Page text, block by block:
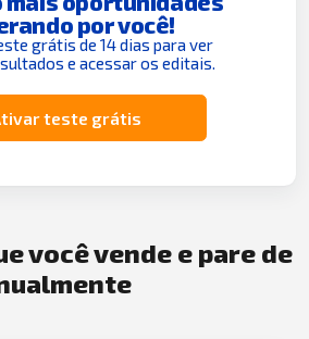
por você!
grátis de 14 dias para ver
e acessar os editais.
teste grátis
você vende e pare de